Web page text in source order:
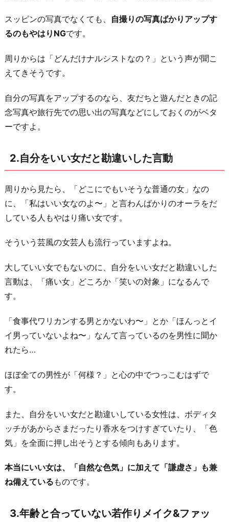
齢
と
っ
て
な
い
若
り
イ
ク
&
ァ
4.
過
剰
ほ
モ
テ
仕
草
5.
ニ
スッピンの写真でなくても、 自撮りの写真ばかりアップす
るのもやはりNGです。
周りからは「どんだけナルシストなの？」という声が聞こ
えてきそうです。
自分の写真をアップするのなら、友だちと遊んだときの記
念写真や旅行先での思い出の写真などにしておくのがベタ
ーですよ。
2.自分をいい女だと勘違いした言動
周りから見たら、「どこにでもいそうな普通の女」なの
に、「私はいい女なのよ〜」と言わんばかりのオーラをだ
している人もやはり痛い女です。
そういう芸風の女芸人も流行っていますよね。
大していい女でもないのに、自分をいい女だと勘違いした
言動は、「痛い女」どころか「笑いの対象」になるんで
す。
「食事代ワリカンする男とかないわ〜」とか「ほんっとイ
イ男っていないよね〜」なんて言っているのを男性に聞か
れたら…
ほぼ全ての男性が「何様？」と心の中でつっこむはずで
す。
また、自分をいい女だと勘違いしている女性は、ボディタ
ッチがあからさまだったり香水をつけすぎていたり、「色
気」を全面に押し出そうとする傾向もあります。
本当にいい女は、「自然な色気」に加えて「謙虚さ」も兼
ね備えている ものです。
3.年齢と合っていない若作りメイク&ファッ